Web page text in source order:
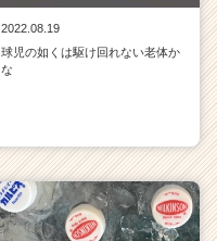
2022.08.19
球児の如くは駆け回れない老体か
な